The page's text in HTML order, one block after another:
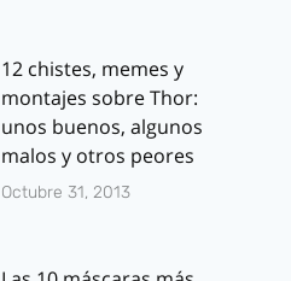
12 chistes, memes y
montajes sobre Thor:
unos buenos, algunos
malos y otros peores
Octubre 31, 2013